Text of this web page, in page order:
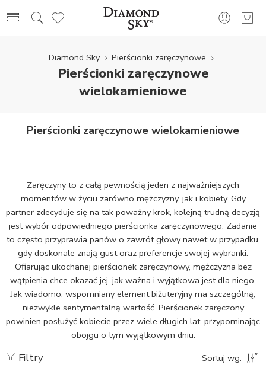
Diamond Sky Pierścionki zaręczynowe
Pierścionki zaręczynowe
wielokamieniowe
Pierścionki zaręczynowe wielokamieniowe
Zaręczyny to z całą pewnością jeden z najważniejszych
momentów w życiu zarówno mężczyzny, jak i kobiety. Gdy
partner zdecyduje się na tak poważny krok, kolejną trudną decyzją
jest wybór odpowiedniego pierścionka zaręczynowego. Zadanie
to często przyprawia panów o zawrót głowy nawet w przypadku,
gdy doskonale znają gust oraz preferencje swojej wybranki.
Ofiarując ukochanej pierścionek zaręczynowy, mężczyzna bez
wątpienia chce okazać jej, jak ważna i wyjątkowa jest dla niego.
Jak wiadomo, wspomniany element biżuteryjny ma szczególną,
niezwykle sentymentalną wartość. Pierścionek zaręczony
powinien posłużyć kobiecie przez wiele długich lat, przypominając
obojgu o tym wyjątkowym dniu.
Filtry Sortuj wg: